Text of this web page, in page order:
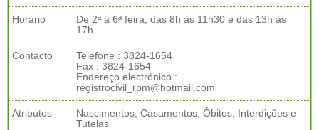
Horário
De 2ª a 6ª feira, das 8h às 11h30 e das 13h às
17h.
Contacto
Telefone : 3824-1654
Fax : 3824-1654
Endereço electrónico :
registrocivil_rpm@hotmail.com
Atributos
Nascimentos, Casamentos, Óbitos, Interdições e
Tutelas